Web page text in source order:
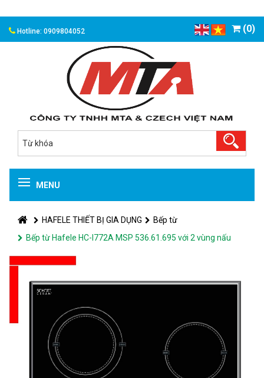
Hotline: 0909804052 (0)
MENU
HAFELE THIẾT BỊ GIA DỤNG
Bếp từ
Bếp từ Hafele HC-I772A MSP 536.61.695 với 2 vùng nấu